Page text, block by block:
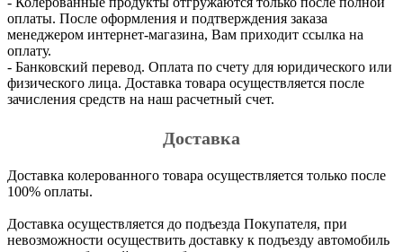
оплаты. После оформления и подтверждения заказа
менеджером интернет-магазина, Вам приходит ссылка на
оплату.
- Банковский перевод. Оплата по счету для юридического или
физического лица. Доставка товара осуществляется после
зачисления средств на наш расчетный счет.
Доставка
Доставка колерованного товара осуществляется только после
100% оплаты.
Доставка осуществляется до подъезда Покупателя, при
невозможности осуществить доставку к подъезду автомобиль